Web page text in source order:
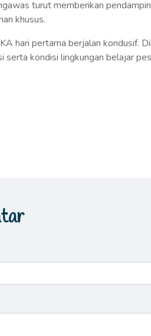
turut memberikan
khusus.
hari pertama berjalan kondusif.
serta kondisi lingkungan belajar